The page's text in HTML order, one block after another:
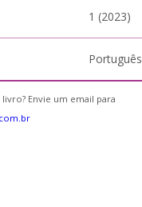
1 (2023)
Português
Envie um email para